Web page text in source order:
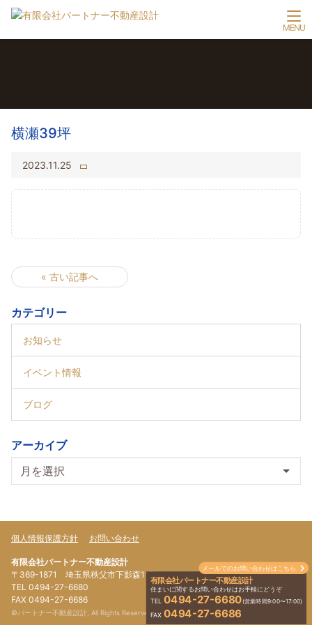
メールでのお問い合わせはこちら
有限会社パートナー不動産設計
住まいに関するお問い合わせはお手軽にどうぞ
TEL 0494-27-6680(営業時間9:00〜17:00)
FAX 0494-27-6686
横瀬39坪
2023.11.25
« 古い記事へ
カテゴリー
お知らせ
イベント情報
ブログ
アーカイブ
個人情報保護方針 お問い合わせ
有限会社パートナー不動産設計
〒369-1871 埼玉県秩父市下影森1179-4
TEL 0494-27-6680
FAX 0494-27-6686
©パートナー不動産設計, All Rights Reserved.